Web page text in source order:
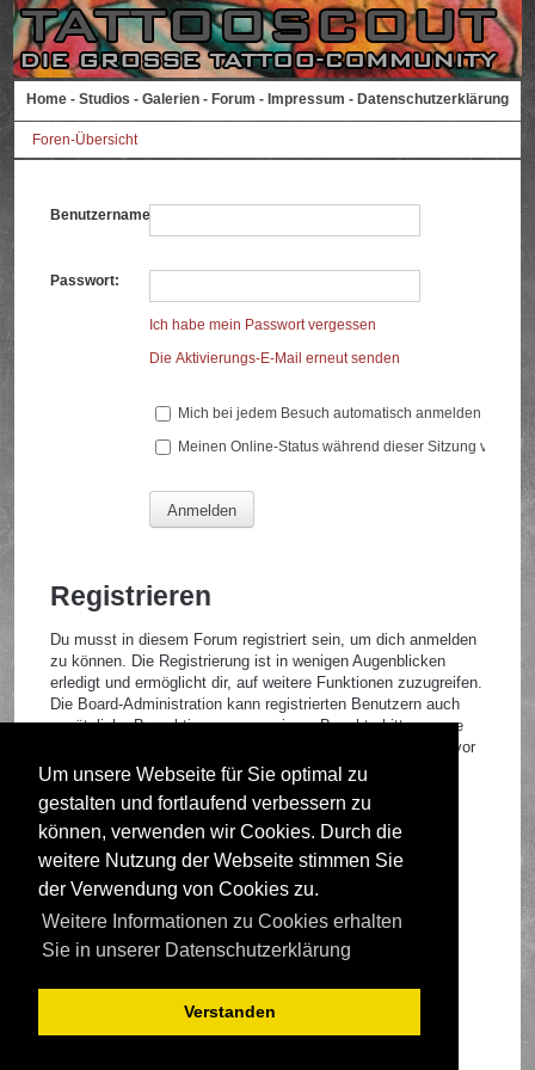
Um unsere Webseite für Sie optimal zu
gestalten und fortlaufend verbessern zu
können, verwenden wir Cookies. Durch die
weitere Nutzung der Webseite stimmen Sie
der Verwendung von Cookies zu.
Weitere Informationen zu Cookies erhalten
Sie in unserer Datenschutzerklärung
Verstanden
Home - Studios - Galerien - Forum - Impressum - Datenschutzerklärung
Foren-Übersicht
Benutzername:
Passwort:
Ich habe mein Passwort vergessen
Die Aktivierungs-E-Mail erneut senden
Mich bei jedem Besuch automatisch anmelden
Meinen Online-Status während dieser Sitzung
Registrieren
Du musst in diesem Forum registriert sein, um dich anmelden
zu können. Die Registrierung ist in wenigen Augenblicken
erledigt und ermöglicht dir, auf weitere Funktionen zuzugreifen.
Die Board-Administration kann registrierten Benutzern auch
zusätzliche Berechtigungen zuweisen. Beachte bitte unsere
Nutzungsbedingungen und die verwandten Regelungen, bevor
du dich registrierst. Bitte beachte auch die jeweiligen
Forenregeln, wenn du dich in diesem Board bewegst.
Nutzungsbedingungen|Datenschutzrichtlinie
Registrieren
Foren-Übersicht
Deutsche Übersetzung durchphpBB.de